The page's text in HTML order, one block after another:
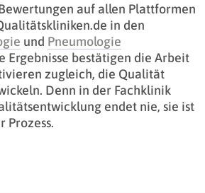
auf allen Plattformen
in den
und Pneumologie
Ergebnisse bestätigen die Arbeit
zugleich, die Qualität
Denn in der Fachklinik
endet nie, sie ist
Prozess.